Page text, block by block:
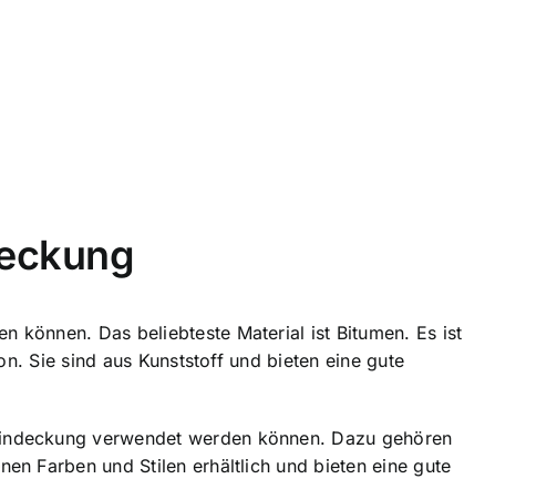
können. Das beliebteste Material ist Bitumen. Es ist
Sie sind aus Kunststoff und bieten eine gute
verwendet werden können. Dazu gehören
Farben und Stilen erhältlich und bieten eine gute